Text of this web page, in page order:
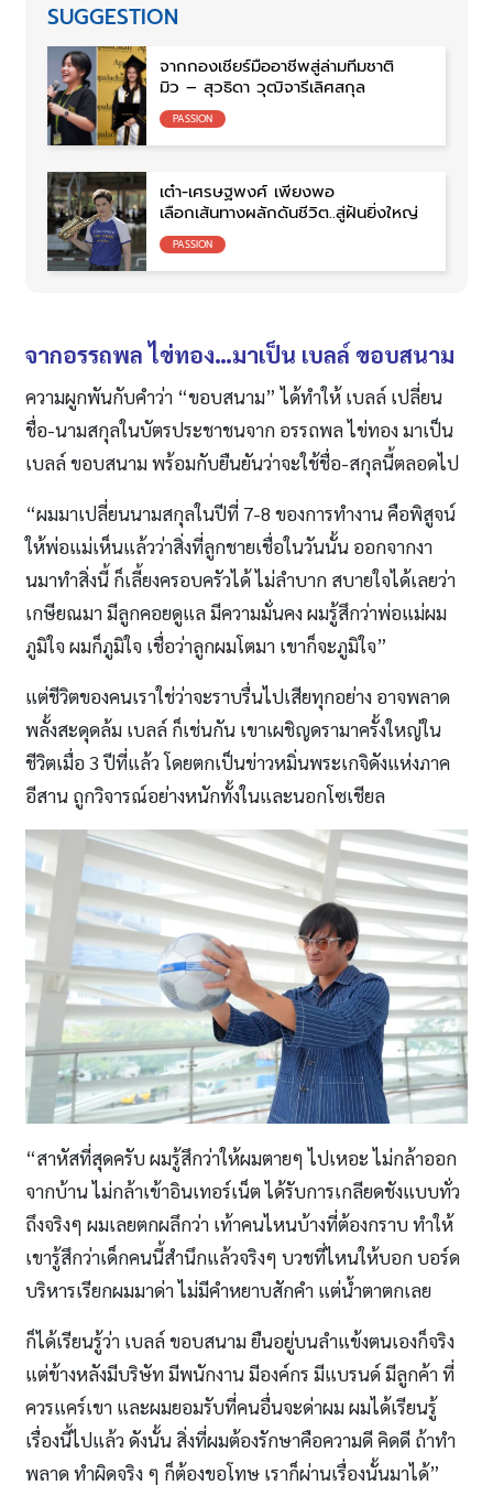
SUGGESTION
จากกองเชียร์มืออาชีพสู่ล่ามทีมชาติ
มิว – สุวธิดา วุฒิจารีเลิศสกุล
PASSION
เต๋า-เศรษฐพงศ์ เพียงพอ
เลือกเส้นทางผลักดันชีวิต..สู่ฝันยิ่งใหญ่
PASSION
จากอรรถพล ไข่ทอง…มาเป็น เบลล์ ขอบสนาม
ความผูกพันกับคำว่า “ขอบสนาม” ได้ทำให้ เบลล์ เปลี่ยน
ชื่อ-นามสกุลในบัตรประชาชนจาก อรรถพล ไข่ทอง มาเป็น
เบลล์ ขอบสนาม พร้อมกับยืนยันว่าจะใช้ชื่อ-สกุลนี้ตลอดไป
“ผมมาเปลี่ยนนามสกุลในปีที่ 7-8 ของการทํางาน คือพิสูจน์
ให้พ่อแม่เห็นแล้วว่าสิ่งที่ลูกชายเชื่อในวันนั้น ออกจากงา
นมาทําสิ่งนี้ ก็เลี้ยงครอบครัวได้ ไม่ลําบาก สบายใจได้เลยว่า
เกษียณมา มีลูกคอยดูแล มีความมั่นคง ผมรู้สึกว่าพ่อแม่ผม
ภูมิใจ ผมก็ภูมิใจ เชื่อว่าลูกผมโตมา เขาก็จะภูมิใจ”
แต่ชีวิตของคนเราใช่ว่าจะราบรื่นไปเสียทุกอย่าง อาจพลาด
พลั้งสะดุดล้ม เบลล์ ก็เช่นกัน เขาเผชิญดรามาครั้งใหญ่ใน
ชีวิตเมื่อ 3 ปีที่แล้ว โดยตกเป็นข่าวหมิ่นพระเกจิดังแห่งภาค
อีสาน ถูกวิจารณ์อย่างหนักทั้งในและนอกโซเชียล
“สาหัสที่สุดครับ ผมรู้สึกว่าให้ผมตายๆ ไปเหอะ ไม่กล้าออก
จากบ้าน ไม่กล้าเข้าอินเทอร์เน็ต ได้รับการเกลียดชังแบบทั่ว
ถึงจริงๆ ผมเลยตกผลึกว่า เท้าคนไหนบ้างที่ต้องกราบ ทําให้
เขารู้สึกว่าเด็กคนนี้สํานึกแล้วจริงๆ บวชที่ไหนให้บอก บอร์ด
บริหารเรียกผมมาด่า ไม่มีคําหยาบสักคํา แต่น้ำตาตกเลย
ก็ได้เรียนรู้ว่า เบลล์ ขอบสนาม ยืนอยู่บนลําแข้งตนเองก็จริง
แต่ข้างหลังมีบริษัท มีพนักงาน มีองค์กร มีแบรนด์ มีลูกค้า ที่
ควรแคร์เขา และผมยอมรับที่คนอื่นจะด่าผม ผมได้เรียนรู้
เรื่องนี้ไปแล้ว ดังนั้น สิ่งที่ผมต้องรักษาคือความดี คิดดี ถ้าทำ
พลาด ทำผิดจริง ๆ ก็ต้องขอโทษ เราก็ผ่านเรื่องนั้นมาได้”